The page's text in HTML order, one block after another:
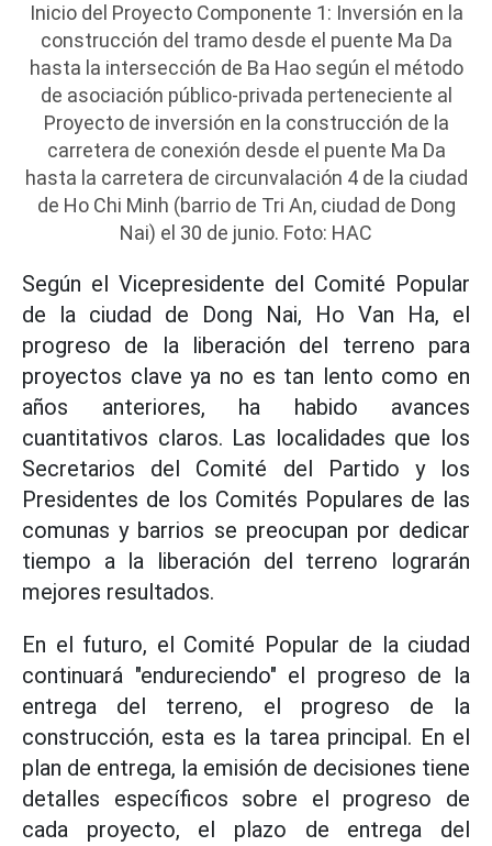
Inicio del Proyecto Componente 1: Inversión en la
construcción del tramo desde el puente Ma Da
hasta la intersección de Ba Hao según el método
de asociación público-privada perteneciente al
Proyecto de inversión en la construcción de la
carretera de conexión desde el puente Ma Da
hasta la carretera de circunvalación 4 de la ciudad
de Ho Chi Minh (barrio de Tri An, ciudad de Dong
Nai) el 30 de junio. Foto: HAC
Según el Vicepresidente del Comité Popular
de la ciudad de Dong Nai, Ho Van Ha, el
progreso de la liberación del terreno para
proyectos clave ya no es tan lento como en
años anteriores, ha habido avances
cuantitativos claros. Las localidades que los
Secretarios del Comité del Partido y los
Presidentes de los Comités Populares de las
comunas y barrios se preocupan por dedicar
tiempo a la liberación del terreno lograrán
mejores resultados.
En el futuro, el Comité Popular de la ciudad
continuará "endureciendo" el progreso de la
entrega del terreno, el progreso de la
construcción, esta es la tarea principal. En el
plan de entrega, la emisión de decisiones tiene
detalles específicos sobre el progreso de
cada proyecto, el plazo de entrega del